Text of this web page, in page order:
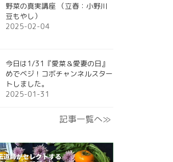
野菜の真実講座 （立春：小野川
豆もやし）
2025-02-04
今日は1/31『愛菜＆愛妻の日』
めでベジ！コボチャンネルスター
トしました。
2025-01-31
記事一覧へ≫